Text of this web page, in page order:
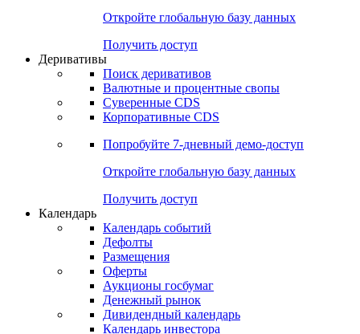
Поиск Mutual Funds
Попробуйте7-дневный
Откройте глобальную базу данных
Получить доступ
Деривативы
Валютные и процентные свопы
Корпоративные CDS
Попробуйте7-дневный
Откройте глобальную базу данных
Получить доступ
Календарь
Календарь событий
Дефолты
Размещения
Оферты